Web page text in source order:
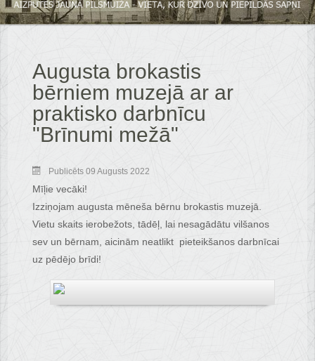
Augusta brokastis
bērniem muzejā ar ar
praktisko darbnīcu
"Brīnumi mežā"
Publicēts 09 Augusts 2022
Mīļie vecāki!
Izziņojam augusta mēneša bērnu brokastis muzejā.
Vietu skaits ierobežots, tādēļ, lai nesagādātu vilšanos
sev un bērnam, aicinām neatlikt pieteikšanos darbnīcai
uz pēdējo brīdi!